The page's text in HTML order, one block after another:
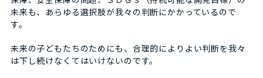
未来も、あらゆる選択肢が我々の判断にかかっているので
す。
未来の子どもたちのためにも、合理的によりよい判断を我々
は下し続けなくてはいけないのです。